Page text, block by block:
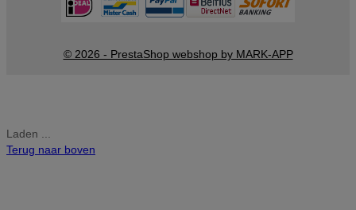
© 2026 - PrestaShop webshop by MARK-APP
Laden ...
Terug naar boven